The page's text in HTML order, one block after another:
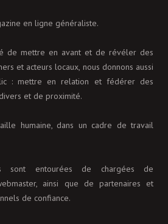
en ligne généraliste.
de mettre en avant et de révéler des
et acteurs locaux, nous donnons aussi
: mettre en relation et fédérer des
et de proximité.
humaine, dans un cadre de travail
sont entourées de chargées de
ainsi que de partenaires et
de confiance.